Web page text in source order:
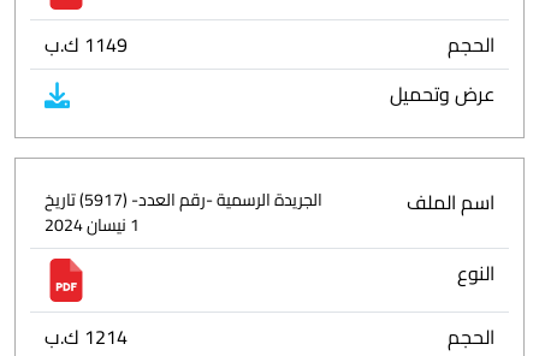
الحجم
1149 ك.ب
عرض وتحميل
اسم الملف
الجريدة الرسمية -رقم العدد- (5917) تاريخ
1 نيسان 2024
النوع
الحجم
1214 ك.ب